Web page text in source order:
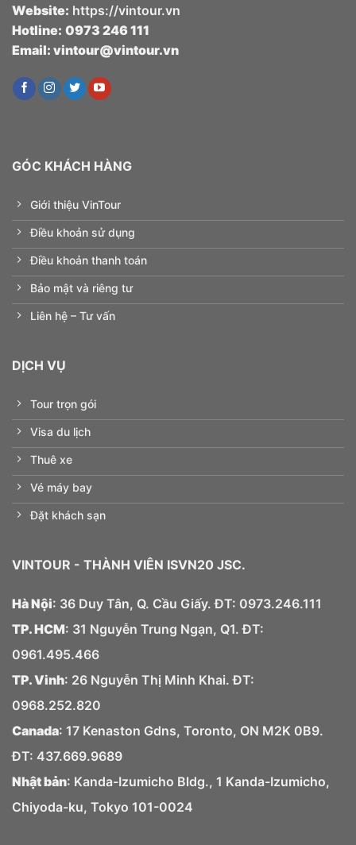
Website: https://vintour.vn
Hotline: 0973 246 111
Email: vintour@vintour.vn
GÓC KHÁCH HÀNG
Giới thiệu VinTour
Điều khoản sử dụng
Điều khoản thanh toán
Bảo mật và riêng tư
Liên hệ – Tư vấn
DỊCH VỤ
Tour trọn gói
Visa du lịch
Thuê xe
Vé máy bay
Đặt khách sạn
VINTOUR - THÀNH VIÊN ISVN20 JSC.
Hà Nội: 36 Duy Tân, Q. Cầu Giấy. ĐT: 0973.246.111
TP. HCM: 31 Nguyễn Trung Ngạn, Q1. ĐT:
0961.495.466
TP. Vinh: 26 Nguyễn Thị Minh Khai. ĐT:
0968.252.820
Canada: 17 Kenaston Gdns, Toronto, ON M2K 0B9.
ĐT: 437.669.9689
Nhật bản: Kanda-Izumicho Bldg., 1 Kanda-Izumicho,
Chiyoda-ku, Tokyo 101-0024